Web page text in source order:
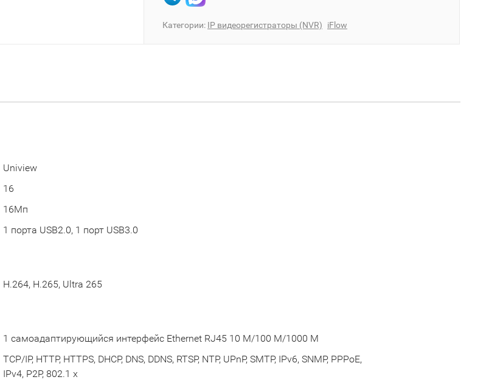
Категории: IP видеорегистраторы (NVR) iFlow
Uniview
16
16Мп
1 порта USB2.0, 1 порт USB3.0
H.264, H.265, Ultra 265
1 самоадаптирующийся интерфейс Ethernet RJ45 10 M/100 M/1000 M
TCP/IP, HTTP, HTTPS, DHCP, DNS, DDNS, RTSP, NTP, UPnP, SMTP, IPv6, SNMP, PPPoE,
IPv4, P2P, 802.1 x